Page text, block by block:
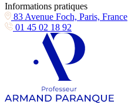
Informations pratiques
83 Avenue Foch, Paris, France
01 45 02 18 92